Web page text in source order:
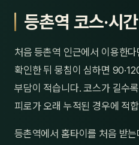
등촌역 코스·시
처음 등촌역 인근에서 이용한
확인한 뒤 뭉침이 심하면
부담이 적습니다. 코스가 길수
피로가 오래 누적된 경우에 적
등촌역에서 홈타이를 처음 받